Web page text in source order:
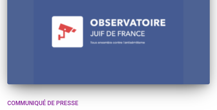
COMMUNIQUÉ DE PRESSE